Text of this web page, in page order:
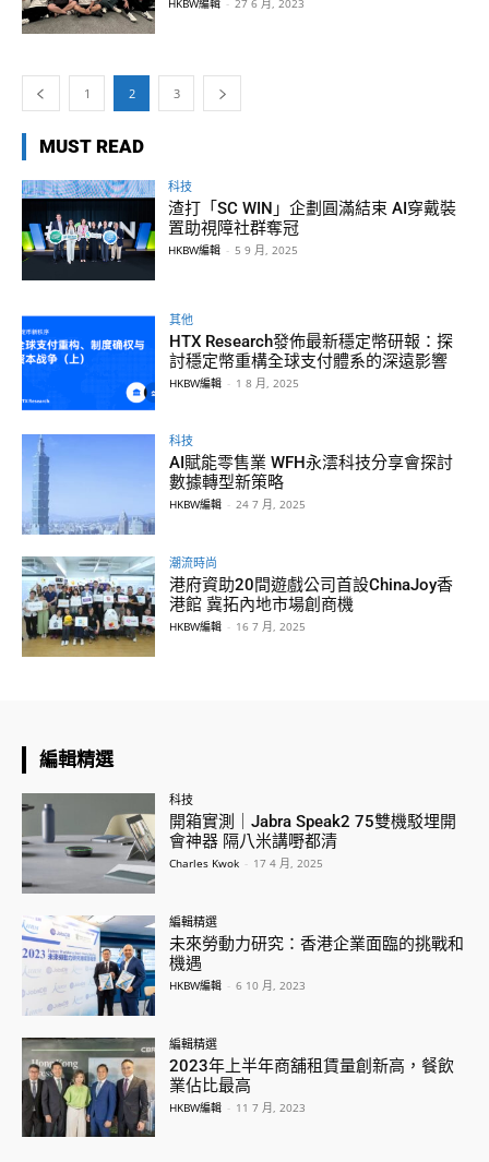
HKBW編輯 - 27 6 月, 2023
1 2 3
MUST READ
科技
渣打「SC WIN」企劃圓滿結束 AI穿戴裝
置助視障社群奪冠
HKBW編輯 - 5 9 月, 2025
其他
HTX Research發佈最新穩定幣研報：探
討穩定幣重構全球支付體系的深遠影響
HKBW編輯 - 1 8 月, 2025
科技
AI賦能零售業 WFH永澐科技分享會探討
數據轉型新策略
HKBW編輯 - 24 7 月, 2025
潮流時尚
港府資助20間遊戲公司首設ChinaJoy香
港館 冀拓內地市場創商機
HKBW編輯 - 16 7 月, 2025
編輯精選
科技
開箱實測｜Jabra Speak2 75雙機駁埋開
會神器 隔八米講嘢都清
Charles Kwok - 17 4 月, 2025
編輯精選
未來勞動力研究：香港企業面臨的挑戰和
機遇
HKBW編輯 - 6 10 月, 2023
編輯精選
2023年上半年商舖租賃量創新高，餐飲
業佔比最高
HKBW編輯 - 11 7 月, 2023